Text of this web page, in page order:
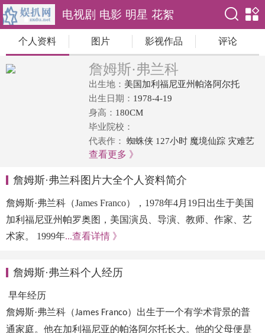
电视剧 电影 明星 花絮
个人资料 图片 影视作品 评论
詹姆斯·弗兰科
出生地： 美国加利福尼亚州帕洛阿尔托
出生日期： 1978-4-19
身高： 180CM
毕业院校：
代表作：
蜘蛛侠 127小时 魔境仙踪 灾难艺
术家 詹姆斯·迪恩 芭蕾人生
查看更多 》
詹姆斯·弗兰科图片大全个人资料简介
詹姆斯·弗兰科（James Franco），1978年4月19日出生于美国
加利福尼亚州帕罗奥图，美国演员、导演、教师、作家、艺
术家。 1999年...查看详情 》
詹姆斯·弗兰科个人经历
早年经历
詹姆斯·弗兰科（James Franco）出生于一个有学术背景的普
通家庭。他在加利福尼亚的帕洛阿尔托长大。他的父母便是